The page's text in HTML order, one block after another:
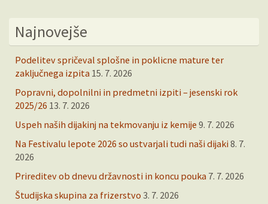
Najnovejše
Podelitev spričeval splošne in poklicne mature ter
zaključnega izpita 15. 7. 2026
Popravni, dopolnilni in predmetni izpiti – jesenski rok
2025/26 13. 7. 2026
Uspeh naših dijakinj na tekmovanju iz kemije 9. 7. 2026
Na Festivalu lepote 2026 so ustvarjali tudi naši dijaki 8. 7.
2026
Prireditev ob dnevu državnosti in koncu pouka 7. 7. 2026
Študijska skupina za frizerstvo 3. 7. 2026